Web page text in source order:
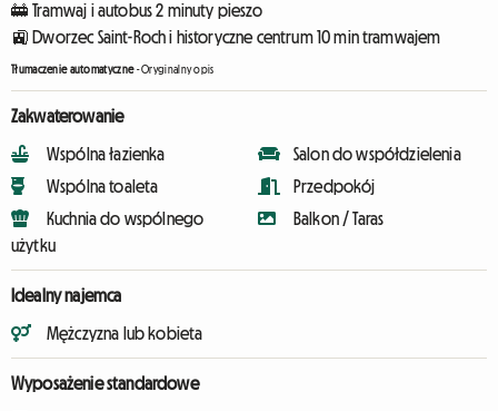
🚋 Tramwaj i autobus 2 minuty pieszo
🚉 Dworzec Saint-Roch i historyczne centrum 10 min tramwajem
Tłumaczenie automatyczne-Oryginalny opis
Zakwaterowanie
Wspólna łazienka
Wspólna toaleta
Kuchnia do wspólnego
użytku
Salon do współdzielenia
Przedpokój
Balkon / Taras
Idealny najemca
Mężczyzna lub kobieta
Wyposażenie standardowe